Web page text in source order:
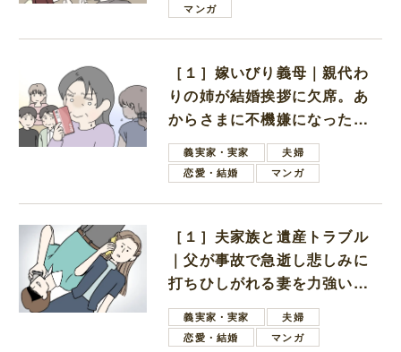
マンガ
［１］嫁いびり義母｜親代わ
りの姉が結婚挨拶に欠席。あ
からさまに不機嫌になった義
母義実家・実家
夫婦
恋愛・結婚
マンガ
［１］夫家族と遺産トラブル
｜父が事故で急逝し悲しみに
打ちひしがれる妻を力強い言
葉で励ます夫
義実家・実家
夫婦
恋愛・結婚
マンガ